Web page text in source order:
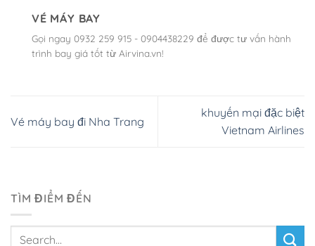
VÉ MÁY BAY
Gọi ngay 0932 259 915 - 0904438229 để được tư vấn hành
trình bay giá tốt từ Airvina.vn!
Vé máy bay đi Nha Trang
khuyến mại đặc biệt
Vietnam Airlines
TÌM ĐIỂM ĐẾN